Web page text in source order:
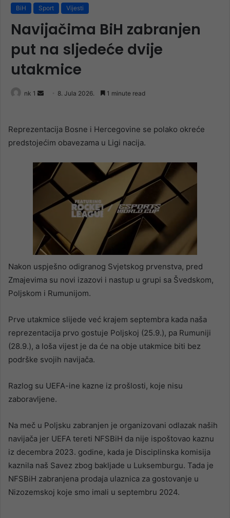
BiH Sport Vijesti
Navijačima BiH zabranjen
put na sljedeće dvije
utakmice
nk 1
Send 8. Jula 2026. 1 minute read
Reprezentacija Bosne i Hercegovine se polako okreće
predstojećim obavezama u Ligi nacija.
Nakon uspješno odigranog Svjetskog prvenstva, pred
Zmajevima su novi izazovi i nastup u grupi sa Švedskom,
Poljskom i Rumunijom.
Prve utakmice slijede već krajem septembra kada naša
reprezentacija prvo gostuje Poljskoj (25.9.), pa Rumuniji
(28.9.), a loša vijest je da će na obje utakmice biti bez
podrške svojih navijača.
Razlog su UEFA-ine kazne iz prošlosti, koje nisu
zaboravljene.
Na meč u Poljsku zabranjen je organizovani odlazak naših
navijača jer UEFA tereti NFSBiH da nije ispoštovao kaznu
iz decembra 2023. godine, kada je Disciplinska komisija
kaznila naš Savez zbog bakljade u Luksemburgu. Tada je
NFSBiH zabranjena prodaja ulaznica za gostovanje u
Nizozemskoj koje smo imali u septembru 2024.